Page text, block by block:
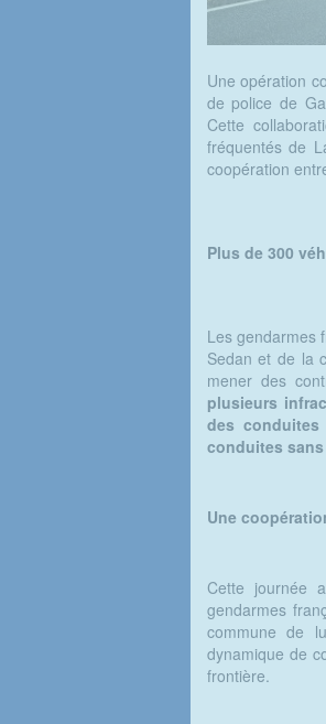
Une opération
de police de
Cette
fréquentés de
coopération
Plus de 300
Les gendarmes
Sedan et de la
mener des
plusieurs
des
conduites
Une
Cette journée
gendarmes
commune de
dynamique de
frontière.